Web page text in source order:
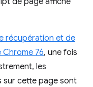
récupération et de
76, une fois
les
sur cette page sont